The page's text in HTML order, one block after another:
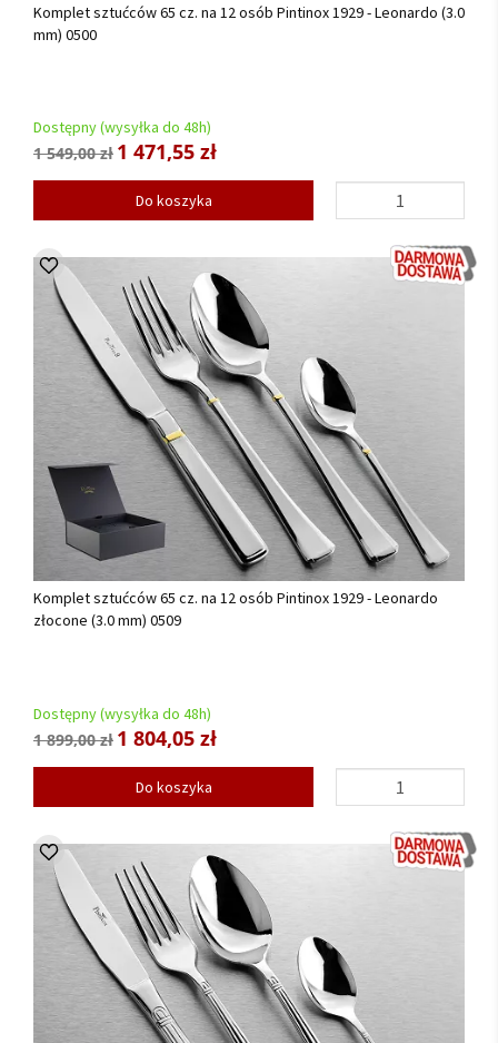
Komplet sztućców 65 cz. na 12 osób Pintinox 1929 - Leonardo (3.0
mm) 0500
Dostępny (wysyłka do 48h)
1 549,00 zł 1 471,55 zł
Do koszyka
Komplet sztućców 65 cz. na 12 osób Pintinox 1929 - Leonardo
złocone (3.0 mm) 0509
Dostępny (wysyłka do 48h)
1 899,00 zł 1 804,05 zł
Do koszyka